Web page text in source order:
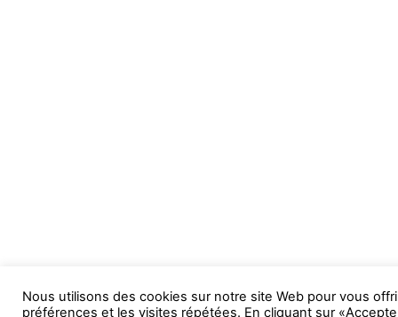
Nous utilisons des cookies sur notre site Web pour vous
préférences et les visites répétées. En cliquant sur